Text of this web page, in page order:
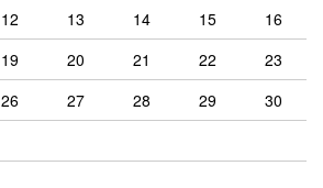
12 13 14 15
16
19 20 21 22
23
26 27 28 29
30